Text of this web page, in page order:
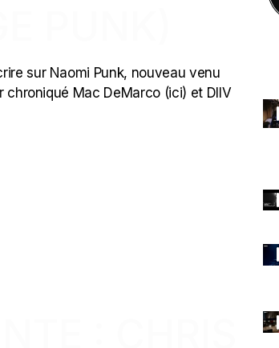
sur Naomi Punk, nouveau venu
Mac DeMarco (ici) et DIIV